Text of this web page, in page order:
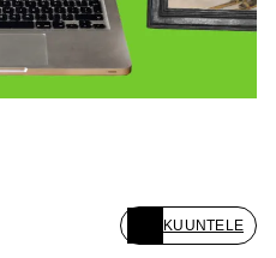
KUUNTELE